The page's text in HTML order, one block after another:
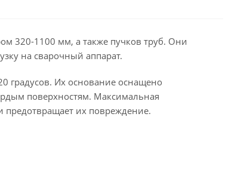
320-1100 мм, а также пучков труб. Они
на сварочный аппарат.
градусов. Их основание оснащено
поверхностям. Максимальная
предотвращает их повреждение.